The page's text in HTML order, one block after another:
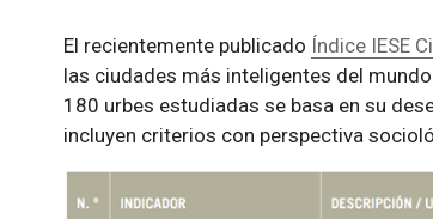
El recientemente publicado Índice IESE
las ciudades más inteligentes del
180 urbes estudiadas se basa en su
incluyen criterios con perspectiva